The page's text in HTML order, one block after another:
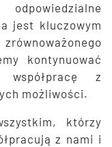
jest kluczowym
kontynuować
współpracę z
możliwości.
którzy
z nami i